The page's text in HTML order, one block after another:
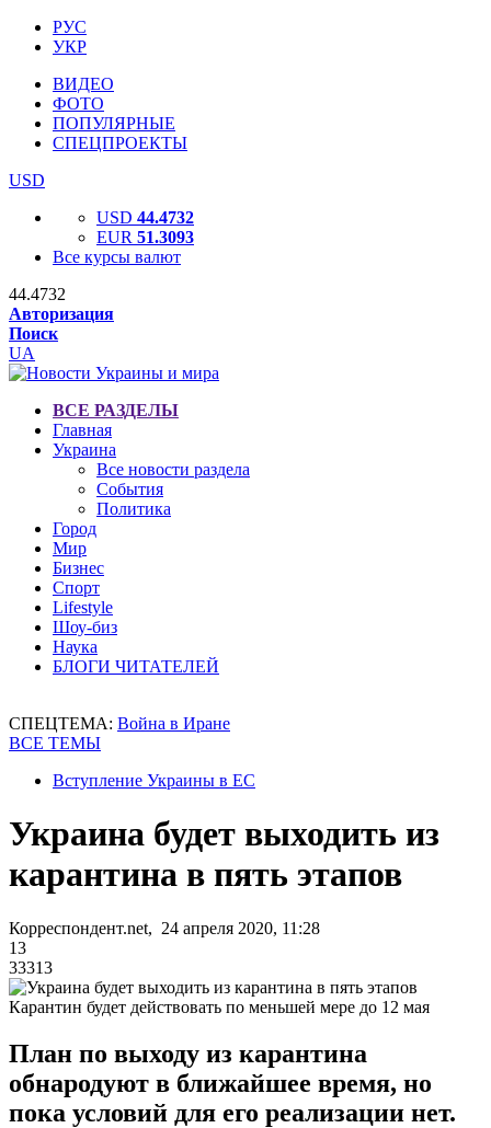
РУС
УКР
ВИДЕО
ФОТО
ПОПУЛЯРНЫЕ
СПЕЦПРОЕКТЫ
USD
USD 44.4732
EUR 51.3093
Все курсы валют
44.4732
Авторизация
Поиск
UA
ВСЕ РАЗДЕЛЫ
Главная
Украина
Все новости раздела
События
Политика
Город
Мир
Бизнес
Спорт
Lifestyle
Шоу-биз
Наука
БЛОГИ ЧИТАТЕЛЕЙ
СПЕЦТЕМА: Война в Иране
ВСЕ ТЕМЫ
Вступление Украины в ЕС
Украина будет выходить из
карантина в пять этапов
Корреспондент.net, 24 апреля 2020, 11:28
13
33313
Карантин будет действовать по меньшей мере до 12 мая
План по выходу из карантина
обнародуют в ближайшее время, но
пока условий для его реализации нет.